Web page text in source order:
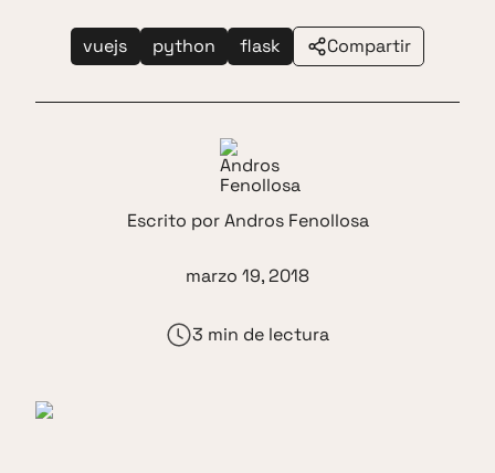
vuejs python flask Compartir
Escrito porAndros Fenollosa
marzo 19, 2018
3 min de lectura